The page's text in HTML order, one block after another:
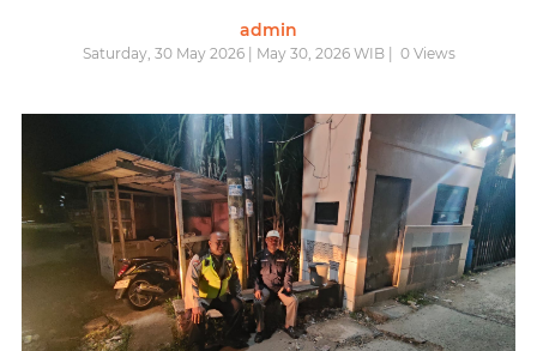
admin
Saturday, 30 May 2026 | May 30, 2026 WIB | 0Views